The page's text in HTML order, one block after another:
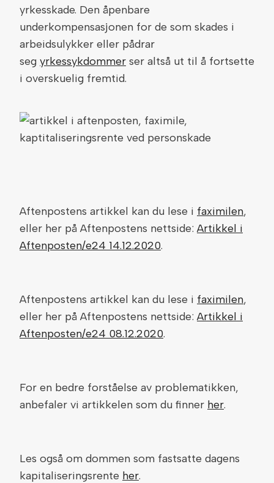
yrkesskade. Den åpenbare
underkompensasjonen for de som skades i
arbeidsulykker eller pådrar
seg yrkessykdommer ser altså ut til å fortsette
i overskuelig fremtid.
Aftenpostens artikkel kan du lese i faximilen,
eller her på Aftenpostens nettside: Artikkel i
Aftenposten/e24 14.12.2020.
Aftenpostens artikkel kan du lese i faximilen,
eller her på Aftenpostens nettside: Artikkel i
Aftenposten/e24 08.12.2020.
For en bedre forståelse av problematikken,
anbefaler vi artikkelen som du finner her.
Les også om dommen som fastsatte dagens
kapitaliseringsrente her.